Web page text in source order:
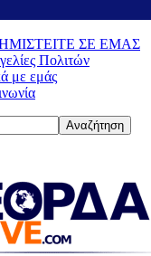
ΣΕ ΕΜΑΣ
Πολιτών
με εμάς